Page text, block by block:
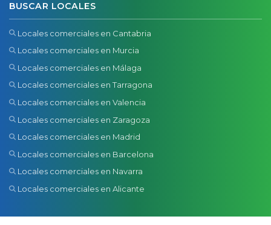
BUSCAR LOCALES
Locales comerciales en Cantabria
Locales comerciales en Murcia
Locales comerciales en Málaga
Locales comerciales en Tarragona
Locales comerciales en Valencia
Locales comerciales en Zaragoza
Locales comerciales en Madrid
Locales comerciales en Barcelona
Locales comerciales en Navarra
Locales comerciales en Alicante